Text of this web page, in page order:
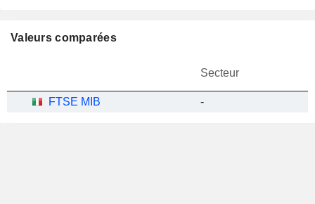
Valeurs comparées
Secteur
FTSE MIB -